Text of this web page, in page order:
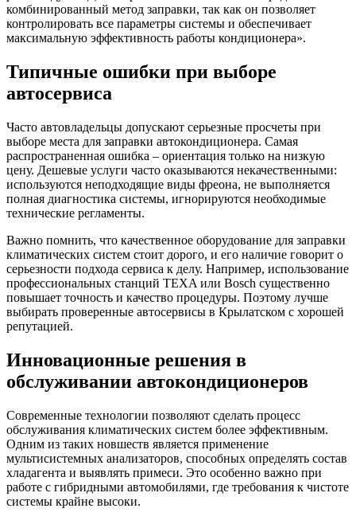
комбинированный метод заправки, так как он позволяет
контролировать все параметры системы и обеспечивает
максимальную эффективность работы кондиционера».
Типичные ошибки при выборе
автосервиса
Часто автовладельцы допускают серьезные просчеты при
выборе места для заправки автокондиционера. Самая
распространенная ошибка – ориентация только на низкую
цену. Дешевые услуги часто оказываются некачественными:
используются неподходящие виды фреона, не выполняется
полная диагностика системы, игнорируются необходимые
технические регламенты.
Важно помнить, что качественное оборудование для заправки
климатических систем стоит дорого, и его наличие говорит о
серьезности подхода сервиса к делу. Например, использование
профессиональных станций TEXA или Bosch существенно
повышает точность и качество процедуры. Поэтому лучше
выбирать проверенные автосервисы в Крылатском с хорошей
репутацией.
Инновационные решения в
обслуживании автокондиционеров
Современные технологии позволяют сделать процесс
обслуживания климатических систем более эффективным.
Одним из таких новшеств является применение
мультисистемных анализаторов, способных определять состав
хладагента и выявлять примеси. Это особенно важно при
работе с гибридными автомобилями, где требования к чистоте
системы крайне высоки.